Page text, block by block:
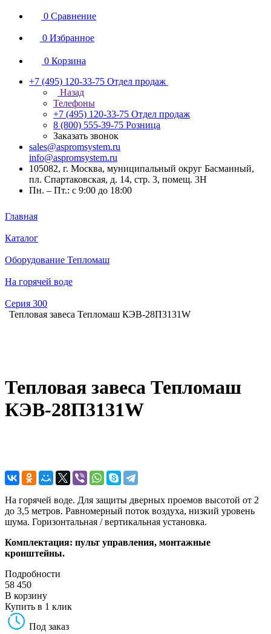
0 Сравнение
0 Избранное
0 Корзина
+7 (495) 120-33-75 Отдел продаж
Назад
Телефоны
+7 (495) 120-33-75 Отдел продаж
8 (800) 555-39-75 Розница
Заказать звонок
sales@aspromsystem.ru
info@aspromsystem.ru
105082, г. Москва, муниципальный округ Басманный,
пл. Спартаковская, д. 14, стр. 3, помещ. 3Н
Пн. – Пт.: с 9:00 до 18:00
Главная
Каталог
Оборудование Тепломаш
На горячей воде
Серия 300
Тепловая завеса Тепломаш КЭВ-28П3131W
Тепловая завеса Тепломаш
КЭВ-28П3131W
На горячей воде. Для защиты дверных проемов высотой от 2
до 3,5 метров. Равномерный поток воздуха, низкий уровень
шума. Горизонтальная / вертикальная установка.
Комплектация: пульт управления, монтажные
кронштейны.
Подробности
58 450
В корзину
Купить в 1 клик
Под заказ